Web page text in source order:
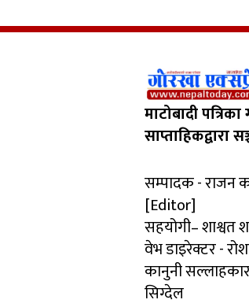
माटोबादी
साप्ताहिकद्वारा
सम्पादक - राजन
[Editor]
सहयोगी– शाश्वत
वेभ डाइरेक्टर -
कानुनी
सिग्देल